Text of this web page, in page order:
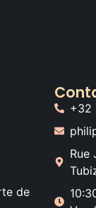
de
+32
Rue